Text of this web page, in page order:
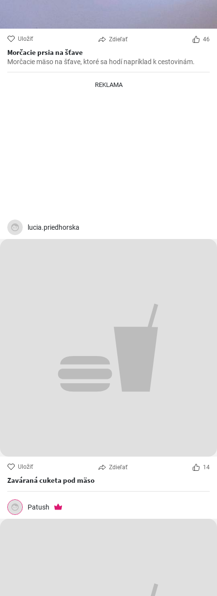
Uložiť Zdieľať 46
Morčacie prsia na šťave
Morčacie mäso na šťave, ktoré sa hodí napríklad k cestovinám.
REKLAMA
lucia.priedhorska
Uložiť Zdieľať 14
Zaváraná cuketa pod mäso
Patush